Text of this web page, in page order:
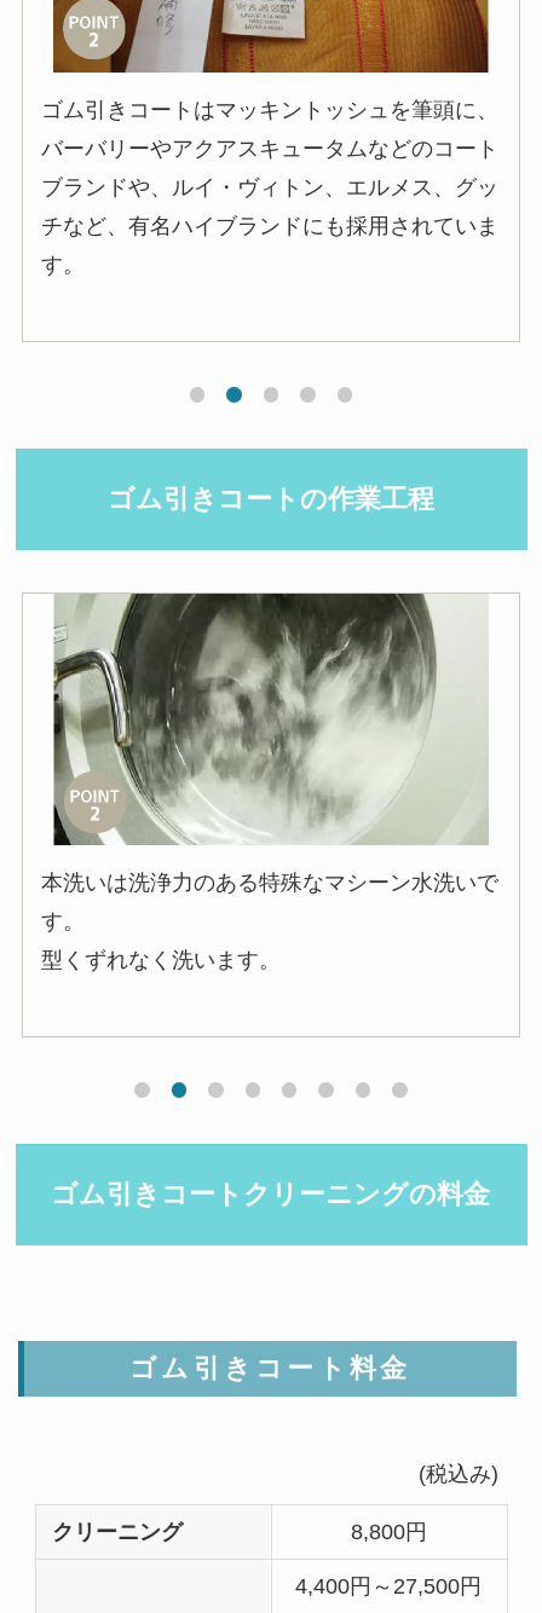
ゴム引きコートはマッキントッシュを筆頭に、
バーバリーやアクアスキュータムなどのコート
ブランドや、ルイ・ヴィトン、エルメス、グッ
チなど、有名ハイブランドにも採用されていま
す。
ゴム引きコートの作業工程
本洗いは洗浄力のある特殊なマシーン水洗いで
す。
型くずれなく洗います。
ゴム引きコートクリーニングの料金
ゴム引きコート料金
(税込み)
クリーニング 8,800円
4,400円～27,500円